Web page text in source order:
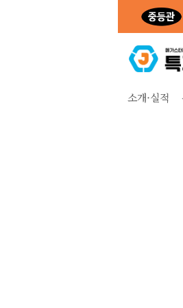
소개·실적